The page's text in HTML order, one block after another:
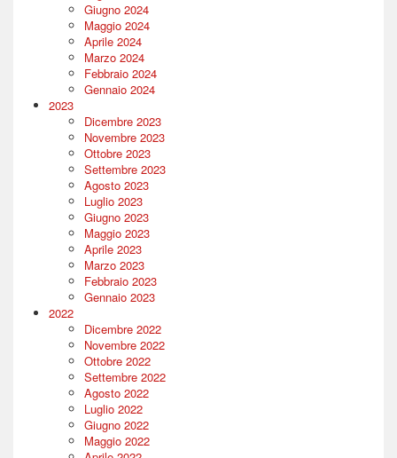
Giugno 2024
Maggio 2024
Aprile 2024
Marzo 2024
Febbraio 2024
Gennaio 2024
2023
Dicembre 2023
Novembre 2023
Ottobre 2023
Settembre 2023
Agosto 2023
Luglio 2023
Giugno 2023
Maggio 2023
Aprile 2023
Marzo 2023
Febbraio 2023
Gennaio 2023
2022
Dicembre 2022
Novembre 2022
Ottobre 2022
Settembre 2022
Agosto 2022
Luglio 2022
Giugno 2022
Maggio 2022